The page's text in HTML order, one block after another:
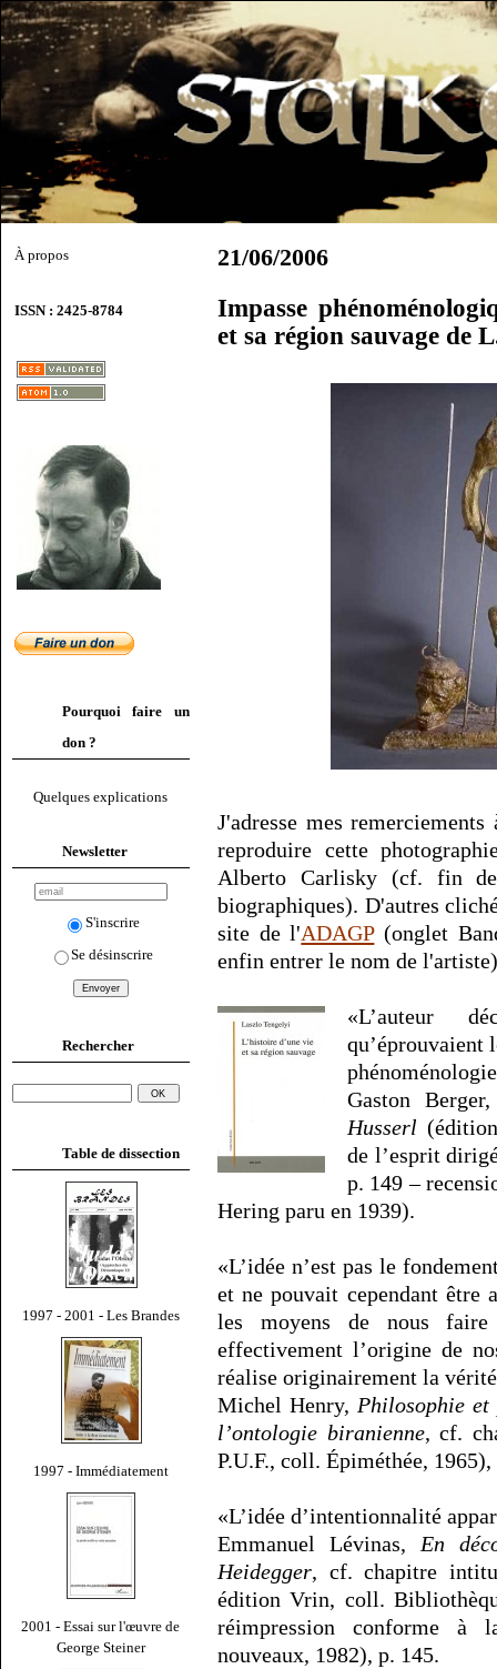
À propos
ISSN : 2425-8784
Pourquoi faire un
don ?
Quelques explications
Newsletter
S'inscrire
Se désinscrire
Rechercher
Table de dissection
1997 - 2001 - Les Brandes
1997 - Immédiatement
2001 - Essai sur l'œuvre de
George Steiner
21/06/2006
Impasse
et sa région sauvage de
J'adresse mes
reproduire cette
Alberto Carlisky (cf. fin
biographiques). D'autres
site de l'ADAGP(onglet
enfin entrer le nom de
«L’auteur
qu’éprouvaient
Gaston
Husserl
de l’esprit
p. 149 –
Hering paru en 1939).
«L’idée n’est pas le
et ne pouvait cependant être
les moyens de nous faire
effectivement l’origine de
réalise originairement la
Michel Henry, Philosophie et
l’ontologie biranienne, cf.
P.U.F., coll. Épiméthée, 1965),
«L’idée d’intentionnalité
Emmanuel Lévinas, En
Heidegger, cf. chapitre
édition Vrin, coll.
réimpression conforme à
nouveaux, 1982), p. 145.